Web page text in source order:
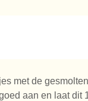
met de
aan en laat dit